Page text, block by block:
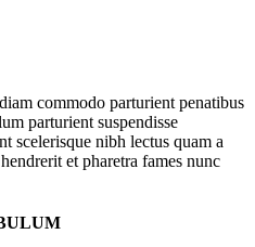
commodo parturient penatibus
parturient suspendisse
scelerisque nibh lectus quam a
et pharetra fames nunc